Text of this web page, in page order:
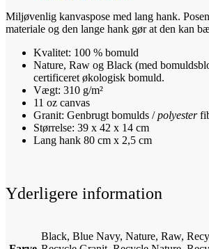
Miljøvenlig kanvaspose med lang hank.
materiale og den lange hank gør at den kan
Kvalitet: 100 % bomuld
Nature, Raw og Black (med
certificeret økologisk bomuld.
Vægt: 310 g/m²
11 oz canvas
Granit: Genbrugt bomulds /polyester
Størrelse: 39 x 42 x 14 cm
Lang hank 80 cm x 2,5 cm
Yderligere information
Black, Blue Navy, Nature, Raw,